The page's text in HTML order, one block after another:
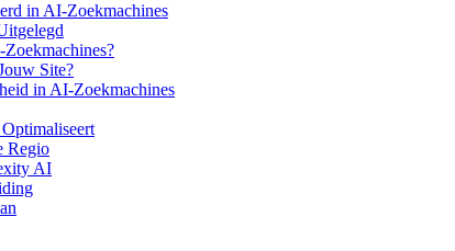
in AI-Zoekmachines
Site?
in AI-Zoekmachines
Regio
AI